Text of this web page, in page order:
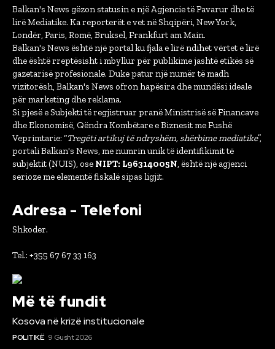
Balkan's News gëzon statusin e një Agjencie të Pavarur dhe të
lirë Mediatike. Ka reporterët e vet në Shqipëri, New York,
Londër, Paris, Romë, Bruksel, Frankfurt am Main.
Balkan's News është një portal ku fjala e lirë ndihet vërtet e lirë
dhe është rreptësisht i mbyllur për publikime jashtë etikës së
gazetarisë profesionale. Duke patur një numër të madh
vizitorësh, Balkan's News ofron hapësira dhe mundësi ideale
për marketing dhe reklama.
Si pjesë e Subjekti të regjistruar pranë Ministrisë së Financave
dhe Ekonomisë, Qëndra Kombëtare e Biznesit me Fushë
Veprimtarie: “Tregëti artikuj të ndryshëm, shërbime mediatike”,
portali Balkan's News, me numrin unik të identifikimit të
subjektit (NUIS), ose NIPT: L96314005N, është një agjenci
serioze me elementë fiskalë sipas ligjit.
Adresa - Telefoni
Shkoder.
Tel.: +355 67 67 33 163
Më të fundit
Kosova në krizë institucionale
POLITIKË 9 Gusht 2026